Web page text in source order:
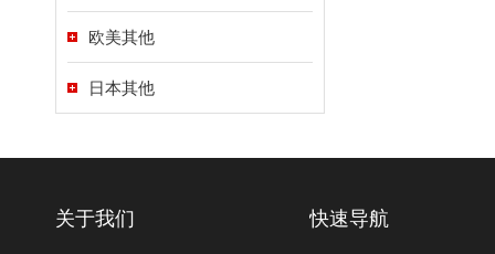
欧美其他
日本其他
关于我们 快速导航